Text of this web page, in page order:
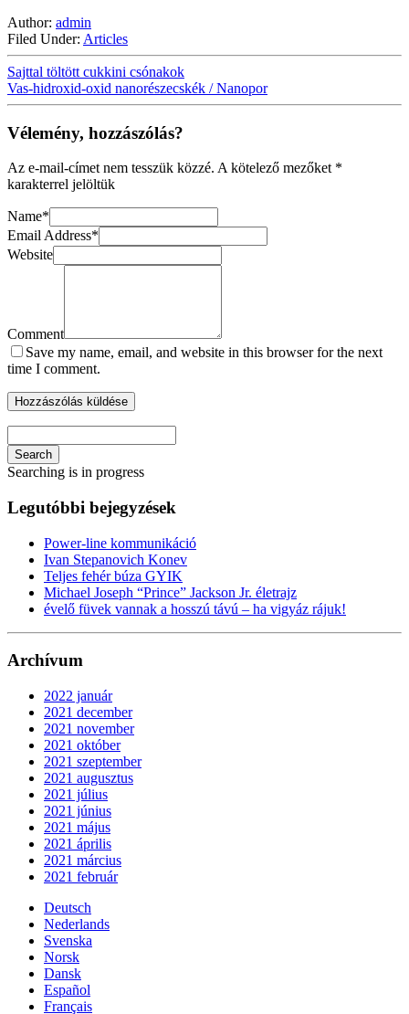
Author: admin
Filed Under: Articles
Sajttal töltött cukkini csónakok
Vas-hidroxid-oxid nanorészecskék / Nanopor
Vélemény, hozzászólás?
Az e-mail-címet nem tesszük közzé. A kötelező mezőket *
karakterrel jelöltük
Name*
Email Address*
Website
Comment
Save my name, email, and website in this browser for the next
time I comment.
Search
Searching is in progress
Legutóbbi bejegyzések
Power-line kommunikáció
Ivan Stepanovich Konev
Teljes fehér búza GYIK
Michael Joseph “Prince” Jackson Jr. életrajz
évelő füvek vannak a hosszú távú – ha vigyáz rájuk!
Archívum
2022 január
2021 december
2021 november
2021 október
2021 szeptember
2021 augusztus
2021 július
2021 június
2021 május
2021 április
2021 március
2021 február
Deutsch
Nederlands
Svenska
Norsk
Dansk
Español
Français